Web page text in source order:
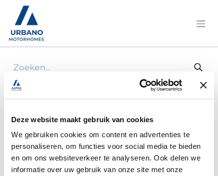
Deze website maakt gebruik van cookies
We gebruiken cookies om content en advertenties te
personaliseren, om functies voor social media te bieden
en om ons websiteverkeer te analyseren. Ook delen we
informatie over uw gebruik van onze site met onze
Alle producten
2x pilootzetelbescherming stretchstof ecru